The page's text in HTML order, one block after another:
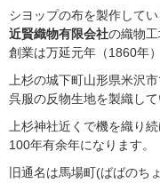
シヨップの布を製作して
近賢織物有限会社の織物工
創業は万延元年（1860年）
上杉の城下町山形県米沢
呉服の反物生地を製織して
上杉神社近くで機を織り
100年有余年になります。
旧通名は馬場町(ばばのち